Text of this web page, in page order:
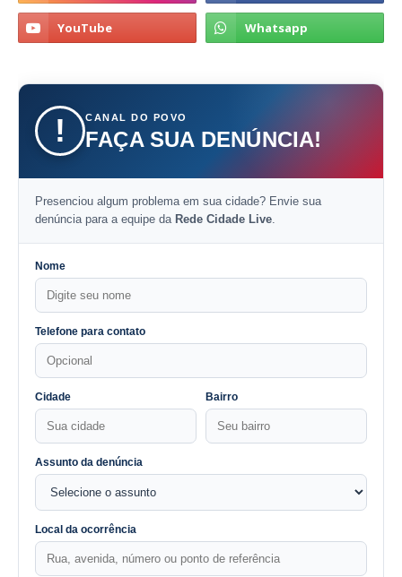
! CANAL DO POVO
FAÇA SUA DENÚNCIA!
Presenciou algum problema em sua cidade? Envie sua
denúncia para a equipe da Rede Cidade Live
Nome
Telefone para contato
Cidade Bairro
Assunto da denúncia
Local da ocorrência